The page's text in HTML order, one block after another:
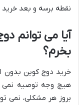
نقطه برسه و بعد خرید
آیا می توانم
بخرم؟
خرید دوج کوین بدون
هیچ وجه توصیه نمی
بروز هر مشکلی، نمی